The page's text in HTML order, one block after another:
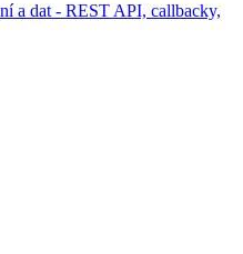
a dat - REST API, callbacky,